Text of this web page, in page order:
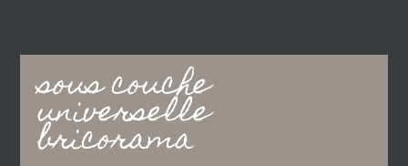
sous couche
universelle
bricorama
Main
navigation